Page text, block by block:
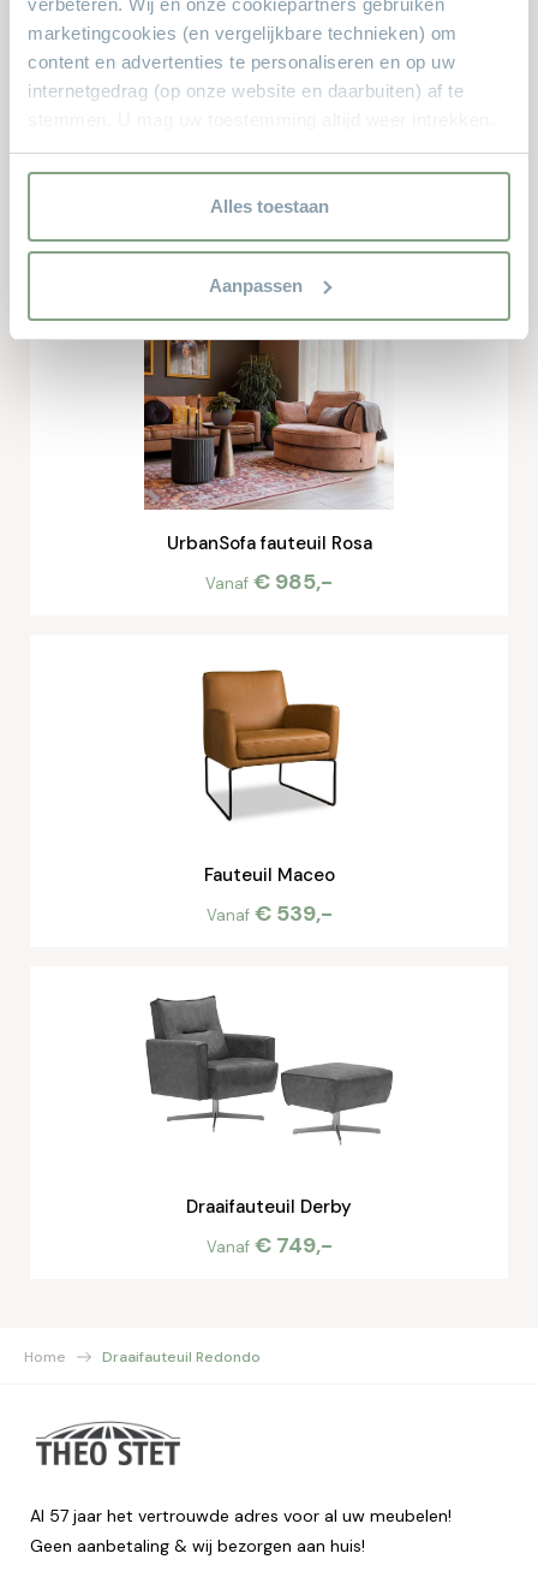
marketingcookies (en vergelijkbare technieken) om
content en advertenties te personaliseren en op uw
internetgedrag (op onze website en daarbuiten) af te
Voor meer informatie en het aanpassen van uw keuze op
onze website verwijzen wij u naar onze
Alles toestaan
Aanpassen
UrbanSofa fauteuil Fleur
Vanaf € 720,-
UrbanSofa fauteuil Rosa
Vanaf € 985,-
Fauteuil Maceo
Vanaf € 539,-
Draaifauteuil Derby
Vanaf € 749,-
Home Draaifauteuil Redondo
Al 57 jaar het vertrouwde adres voor al uw meubelen!
Geen aanbetaling & wij bezorgen aan huis!